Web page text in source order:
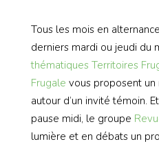
Tous les mois en
derniers mardi ou jeudi du
thématiques Territoires
Frugale vous proposent
autour d’un invité témoin.
pause midi, le groupe
lumière et en débats un